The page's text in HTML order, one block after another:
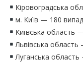
Кіровоградська
м. Київ — 180
Київська область
Львівська область
Луганська